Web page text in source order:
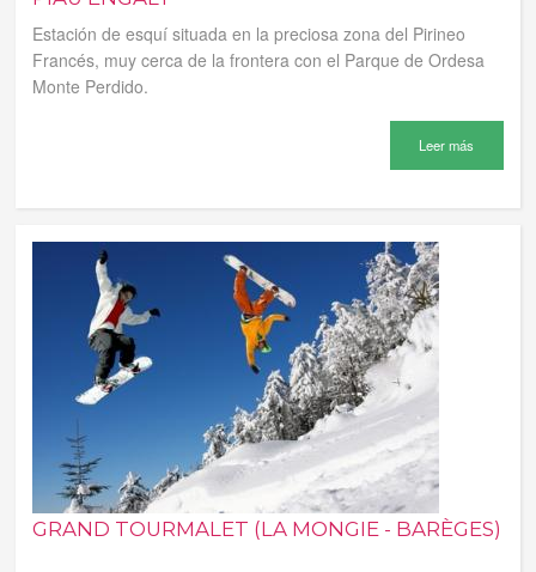
Estación de esquí situada en la preciosa zona del Pirineo
Francés, muy cerca de la frontera con el Parque de Ordesa
Monte Perdido.
Leer más
GRAND TOURMALET (LA MONGIE - BARÈGES)